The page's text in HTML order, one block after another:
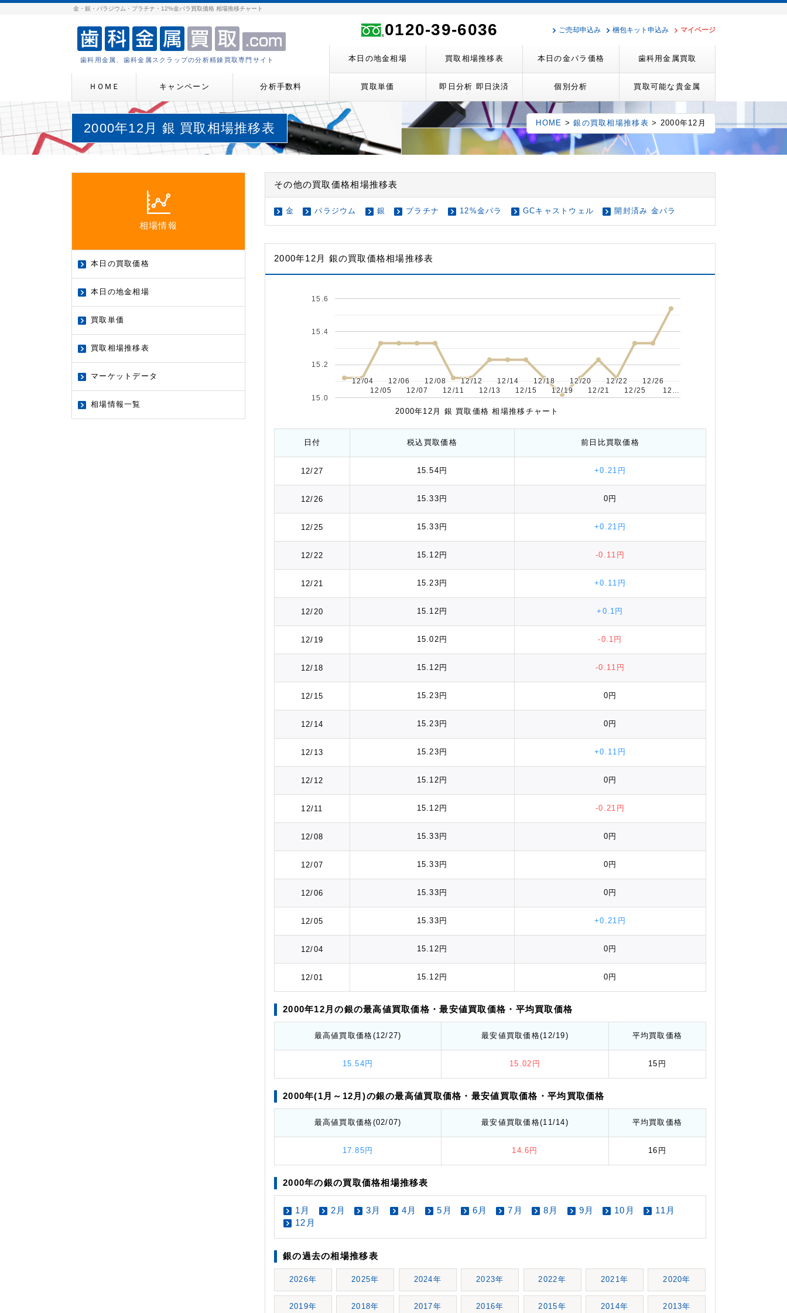
金・銀・パラジウム・プラチナ・12%金パラ買取価格 相場推移チャート
歯科用金属、歯科金属スクラップの分析精錬買取専門サイト
0120-39-6036 ご売却申込み 梱包キット申込み マイページ
本日の地金相場 買取相場推移表 本日の金パラ価格 歯科用金属買取
ＨＯＭＥ キャンペーン 分析手数料 買取単価 即日分析 即日決済 個別分析 買取可能な貴金属
2000年12月 銀 買取相場推移表 HOME >銀の買取相場推移表 > 2000年12月
その他の買取価格相場推移表
金 パラジウム 銀 プラチナ 12%金パラ GCキャストウェル 開封済み 金パラ
2000年12月 銀の買取価格相場推移表
12/04
12/04
12/05
12/05
12/06
12/06
12/07
12/07
12/08
12/08
12/11
12/11
12/12
12/12
12/13
12/13
12/14
12/14
12/15
12/15
12/18
12/18
12/19
12/19
12/20
12/20
12/21
12/21
12/22
12/22
12/25
12/25
12/26
12/26
12…
12…
15.0
15.2
15.4
15.6
2000年12月 銀 買取価格 相場推移チャート
日付 税込 買取価格 前日比買取価格
12/27 15.54円 +0.21円
12/26 15.33円 0円
12/25 15.33円 +0.21円
12/22 15.12円 -0.11円
12/21 15.23円 +0.11円
12/20 15.12円 +0.1円
12/19 15.02円 -0.1円
12/18 15.12円 -0.11円
12/15 15.23円 0円
12/14 15.23円 0円
12/13 15.23円 +0.11円
12/12 15.12円 0円
12/11 15.12円 -0.21円
12/08 15.33円 0円
12/07 15.33円 0円
12/06 15.33円 0円
12/05 15.33円 +0.21円
12/04 15.12円 0円
12/01 15.12円 0円
2000年12月の銀の最高値買取価格 ・最安値買取価格 ・平均買取価格
最高値買取価格(12/27) 最安値買取価格(12/19) 平均 買取価格
15.54円 15.02円 15円
2000年(1月～12月)の銀の最高値買取価格 ・最安値買取価格 ・平均買取価格
最高値買取価格(02/07) 最安値買取価格(11/14) 平均 買取価格
17.85円 14.6円 16円
2000年の銀の買取価格相場推移表
1月 2月 3月 4月 5月 6月 7月 8月 9月 10月
11月
12月
銀の過去の相場推移表
2026年 2025年 2024年 2023年 2022年 2021年 2020年
2019年 2018年 2017年 2016年 2015年 2014年 2013年
相場情報
本日の買取価格
本日の地金相場
買取単価
買取相場推移表
マーケットデータ
相場情報一覧